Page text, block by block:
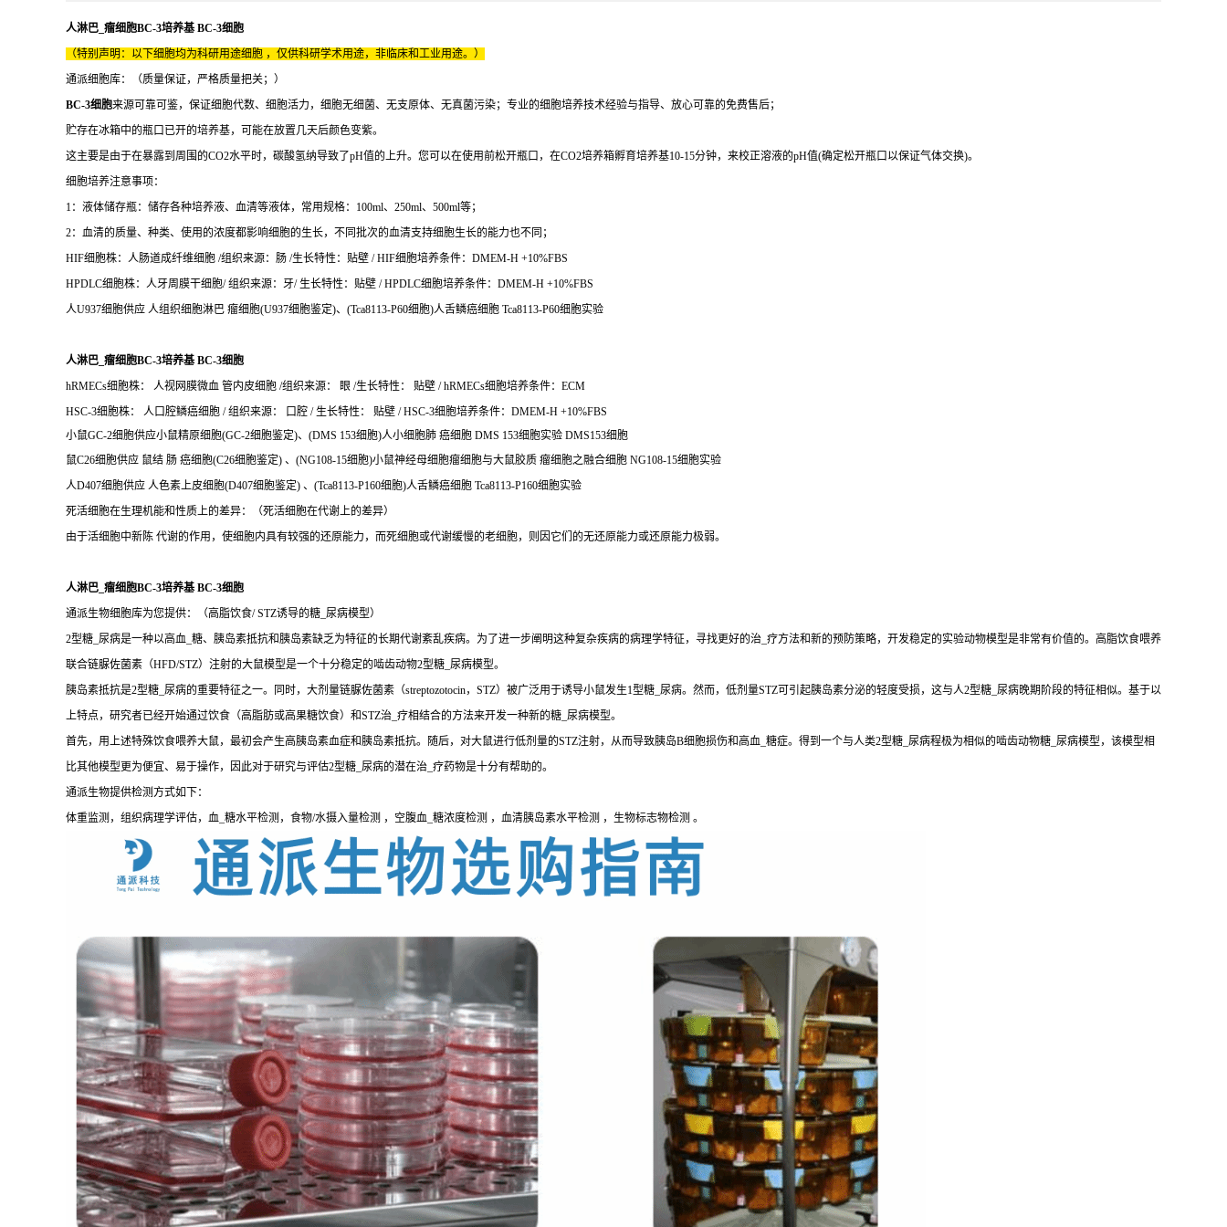
人淋巴_瘤细胞BC-3培养基 BC-3细胞
（特别声明：以下细胞均为科研用途细胞 ，仅供科研学术用途，非临床和工业用途。）
通派细胞库：（质量保证，严格质量把关；）
BC-3细胞来源可靠可鉴，保证细胞代数、细胞活力，细胞无细菌、无支原体、无真菌污染；专业的细胞培养技术经验与指导、放心可靠的免费售后；
贮存在冰箱中的瓶口已开的培养基，可能在放置几天后颜色变紫。
这主要是由于在暴露到周围的CO2水平时，碳酸氢纳导致了pH值的上升。您可以在使用前松开瓶口，在CO2培养箱孵育培养基10-15分钟，来校正溶液的pH值(确定松开瓶口以保证气体交换)。
细胞培养注意事项：
1：液体储存瓶：储存各种培养液、血清等液体，常用规格：100ml、250ml、500ml等；
2：血清的质量、种类、使用的浓度都影响细胞的生长，不同批次的血清支持细胞生长的能力也不同；
HIF细胞株：人肠道成纤维细胞 /组织来源：肠 /生长特性：贴壁 / HIF细胞培养条件：DMEM-H +10%FBS
HPDLC细胞株：人牙周膜干细胞/ 组织来源：牙/ 生长特性：贴壁 / HPDLC细胞培养条件：DMEM-H +10%FBS
人U937细胞供应 人组织细胞淋巴 瘤细胞(U937细胞鉴定)、(Tca8113-P60细胞)人舌鳞癌细胞 Tca8113-P60细胞实验
人淋巴_瘤细胞BC-3培养基 BC-3细胞
hRMECs细胞株： 人视网膜微血 管内皮细胞 /组织来源： 眼 /生长特性： 贴壁 / hRMECs细胞培养条件：ECM
HSC-3细胞株： 人口腔鳞癌细胞 / 组织来源： 口腔 / 生长特性： 贴壁 / HSC-3细胞培养条件：DMEM-H +10%FBS
小鼠GC-2细胞供应小鼠精原细胞(GC-2细胞鉴定)、(DMS 153细胞)人小细胞肺 癌细胞 DMS 153细胞实验 DMS153细胞
鼠C26细胞供应 鼠结 肠 癌细胞(C26细胞鉴定) 、(NG108-15细胞)小鼠神经母细胞瘤细胞与大鼠胶质 瘤细胞之融合细胞 NG108-15细胞实验
人D407细胞供应 人色素上皮细胞(D407细胞鉴定) 、(Tca8113-P160细胞)人舌鳞癌细胞 Tca8113-P160细胞实验
死活细胞在生理机能和性质上的差异：（死活细胞在代谢上的差异）
由于活细胞中新陈 代谢的作用，使细胞内具有较强的还原能力，而死细胞或代谢缓慢的老细胞，则因它们的无还原能力或还原能力极弱。
人淋巴_瘤细胞BC-3培养基 BC-3细胞
通派生物细胞库为您提供：（高脂饮食/ STZ诱导的糖_尿病模型）
2型糖_尿病是一种以高血_糖、胰岛素抵抗和胰岛素缺乏为特征的长期代谢紊乱疾病。为了进一步阐明这种复杂疾病的病理学特征，寻找更好的治_疗方法和新的预防策略，开发稳定的实验动物模型是非常有价值的。高脂饮食喂养
联合链脲佐菌素（HFD/STZ）注射的大鼠模型是一个十分稳定的啮齿动物2型糖_尿病模型。
胰岛素抵抗是2型糖_尿病的重要特征之一。同时，大剂量链脲佐菌素（streptozotocin，STZ）被广泛用于诱导小鼠发生1型糖_尿病。然而，低剂量STZ可引起胰岛素分泌的轻度受损，这与人2型糖_尿病晚期阶段的特征相似。基于以
上特点，研究者已经开始通过饮食（高脂肪或高果糖饮食）和STZ治_疗相结合的方法来开发一种新的糖_尿病模型。
首先，用上述特殊饮食喂养大鼠，最初会产生高胰岛素血症和胰岛素抵抗。随后，对大鼠进行低剂量的STZ注射，从而导致胰岛B细胞损伤和高血_糖症。得到一个与人类2型糖_尿病程极为相似的啮齿动物糖_尿病模型，该模型相
比其他模型更为便宜、易于操作，因此对于研究与评估2型糖_尿病的潜在治_疗药物是十分有帮助的。
通派生物提供检测方式如下：
体重监测，组织病理学评估，血_糖水平检测，食物/水摄入量检测 ，空腹血_糖浓度检测 ，血清胰岛素水平检测 ，生物标志物检测 。